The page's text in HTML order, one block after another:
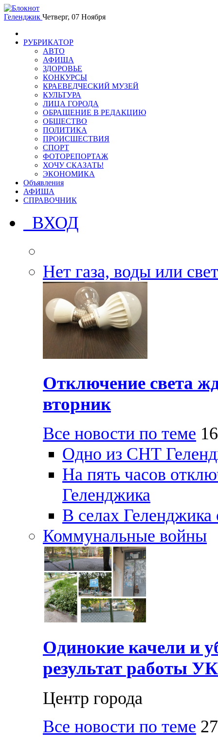
Геленджик Четверг, 07 Ноября
РУБРИКАТОР
АВТО
АФИША
ЗДОРОВЬЕ
КОНКУРСЫ
КРАЕВЕДЧЕСКИЙ МУЗЕЙ
КУЛЬТУРА
ЛИЦА ГОРОДА
ОБРАЩЕНИЕ В РЕДАКЦИЮ
ОБЩЕСТВО
ПОЛИТИКА
ПРОИСШЕСТВИЯ
СПОРТ
ФОТОРЕПОРТАЖ
ХОЧУ СКАЗАТЬ!
ЭКОНОМИКА
Объявления
АФИША
СПРАВОЧНИК
ВХОД
Нет газа, воды или
Отключение света
вторник
Все новости по теме
Одно из СНТ
На пять часов
Геленджика
В селах Геленджика
Коммунальные войны
Одинокие качели и
результат работы
Центр города
Все новости по теме